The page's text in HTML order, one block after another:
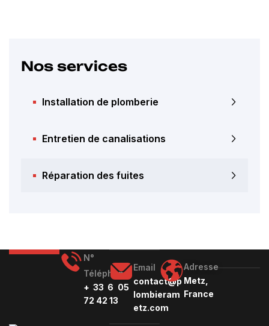
Nos services
Installation de plomberie
Entretien de canalisations
Réparation des fuites
N°
Téléphone
+ 33 6 05
72 42 13
Email
contact@p
lombieram
etz.com
Adresse
Metz,
France